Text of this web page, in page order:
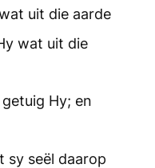
uit die aarde
wat uit die
Hy; en
sy seël daarop